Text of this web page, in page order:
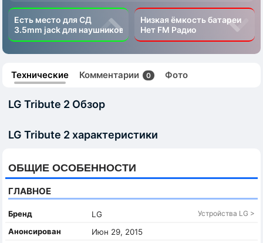
Есть место для СД
3.5mm jack для наушников
Низкая ёмкость батареи
Нет FM Радио
Технические Комментарии 0 Фото
LG Tribute 2 Обзор
LG Tribute 2 характеристики
ОБЩИЕ ОСОБЕННОСТИ
ГЛАВНОЕ
Бренд LG Устройства LG >
Анонсирован
Июн 29, 2015